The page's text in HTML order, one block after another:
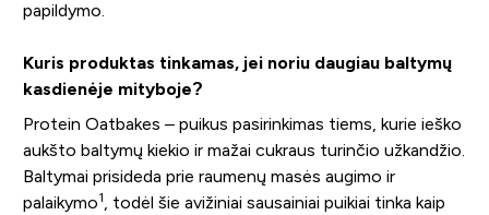
papildymo.
Kuris produktas tinkamas, jei noriu daugiau baltymų
kasdienėje mityboje?
Protein Oatbakes – puikus pasirinkimas tiems, kurie ieško
aukšto baltymų kiekio ir mažai cukraus turinčio užkandžio.
Baltymai prisideda prie raumenų masės augimo ir
palaikymo1 , todėl šie avižiniai sausainiai puikiai tinka kaip